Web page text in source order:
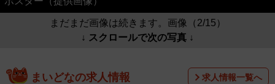
まだまだ画像は続きます。画像（2/15）
↓ スクロールで次の写真 ↓
まいどなの求人情報 求人情報一覧へ